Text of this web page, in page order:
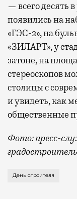
— всего десять
появились на
«ГЭС-2», на
«ЗИЛАРТ», у
затоне, на
стереоскопов
столицы с
и увидеть, как
общественные
Фото: пресс-
В этом году
День строителя